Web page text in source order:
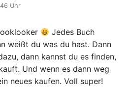
Uhr
Jedes Buch
weißt du was du hast. Dann
dann kannst du es finden,
Und wenn es dann weg
neues kaufen. Voll super!